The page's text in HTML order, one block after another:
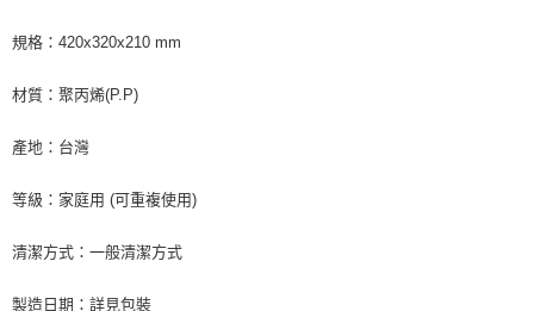
規格：420x320x210 mm
材質：聚丙烯(P.P)
產地：台灣
等級：家庭用 (可重複使用)
清潔方式：一般清潔方式
製造日期：詳見包裝